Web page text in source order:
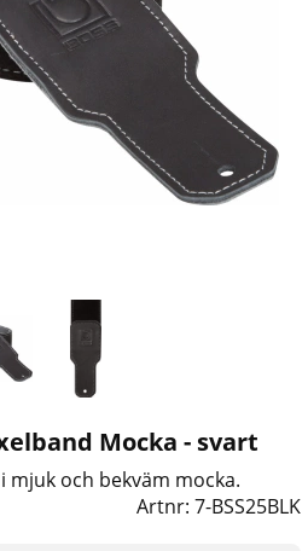
Mocka - svart
mjuk och bekväm mocka.
Artnr:7-BSS25BLK